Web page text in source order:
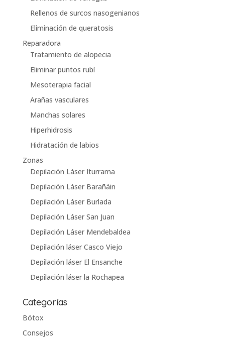
Rellenos de surcos nasogenianos
Eliminación de queratosis
Reparadora
Tratamiento de alopecia
Eliminar puntos rubí
Mesoterapia facial
Arañas vasculares
Manchas solares
Hiperhidrosis
Hidratación de labios
Zonas
Depilación Láser Iturrama
Depilación Láser Barañáin
Depilación Láser Burlada
Depilación Láser San Juan
Depilación Láser Mendebaldea
Depilación láser Casco Viejo
Depilación láser El Ensanche
Depilación láser la Rochapea
Categorías
Bótox
Consejos